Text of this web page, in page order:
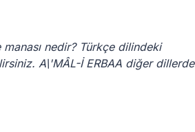
nedir? Türkçe dilindeki
A\'MÂL-İ ERBAA diğer dillerde